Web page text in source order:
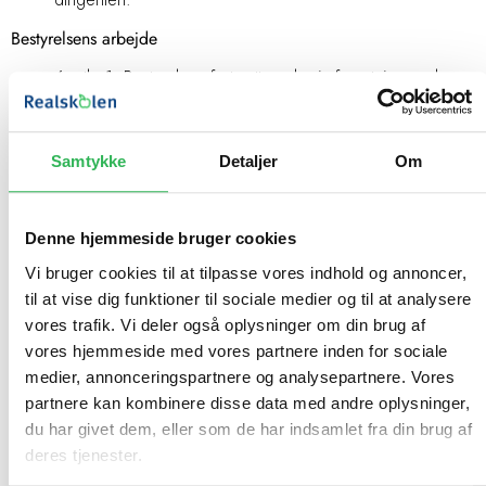
Samtykke Detaljer Om
Denne hjemmeside bruger cookies
Vi bruger cookies til at tilpasse vores indhold og annoncer,
til at vise dig funktioner til sociale medier og til at analysere
vores trafik. Vi deler også oplysninger om din brug af
vores hjemmeside med vores partnere inden for sociale
medier, annonceringspartnere og analysepartnere. Vores
partnere kan kombinere disse data med andre oplysninger,
du har givet dem, eller som de har indsamlet fra din brug af
deres tjenester.
Bestyrelsens arbejde
6, stk. 1. Bestyrelsen fastsætter
selv sin forretningsorden,
der mindst skal indeholde bestemmelser om, hvordan
6, stk. 2. Et bestyrelsesmedlem udtræder af bestyrelsen
øjeblikkeligt, hvis medlemmet ikke længere opfylder
jf. § 5, stk. 6 i lov om friskoler og private grundskoler
m.v. og i bekendtgørelse om vedtægter for friskoler og
private grundskoler mv. I tilfælde af et medlems udtræden
i funktionsperioden, for eksempel ved generel inhabilitet,
indtræder suppleanten. Hvis dette ikke er muligt, skal der
udpeges eller vælges nyt medlem hurtigst muligt for
resten af perioden.
6, stk. 3. Et bestyrelsesmedlem er inhabil i sager, hvori
vedkommende eller dennes nærmeste har økonomisk
eller særlig personlig interesse i sagens udfald. For
bestyrelsen,
lederen og andre ansatte ved skolen gælder
i Øvrigt bestemmelserne i forvaltningslovens kapitel 2 om